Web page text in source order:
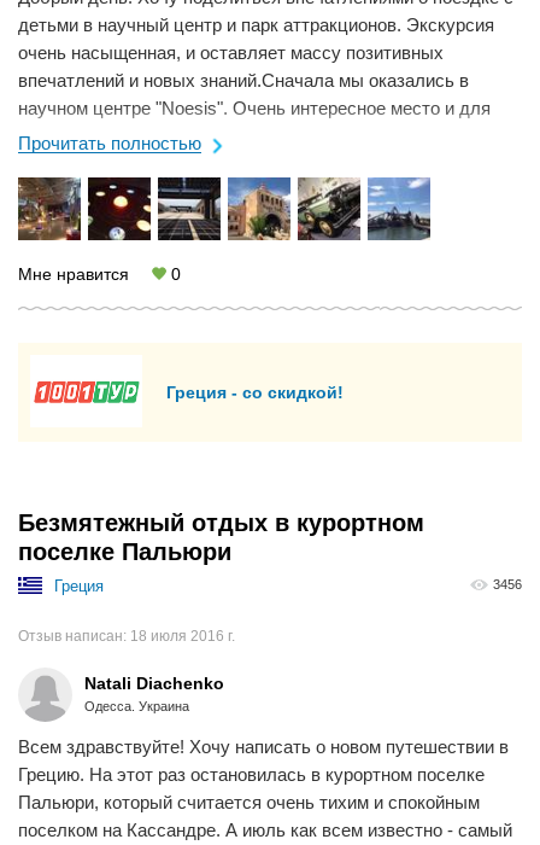
детьми в научный центр и парк аттракционов. Экскурсия
очень насыщенная, и оставляет массу позитивных
впечатлений и новых знаний.Сначала мы оказались в
научном центре "Noesis". Очень интересное место и для
взрослых, и для детей. Мы ...
Прочитать полностью
Мне нравится 0
Греция - со скидкой!
Безмятежный отдых в курортном
поселке Пальюри
Греция 3456
Отзыв написан: 18 июля 2016 г.
Natali Diachenko
Одесса. Украина
Всем здравствуйте! Хочу написать о новом путешествии в
Грецию. На этот раз остановилась в курортном поселке
Пальюри, который считается очень тихим и спокойным
поселком на Кассандре. А июль как всем известно - самый